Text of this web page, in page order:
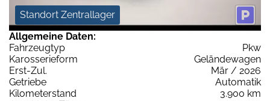
Standort Zentrallager
Allgemeine Daten:
Fahrzeugtyp
Pkw
Karosserieform
Geländewagen
Erst-Zul.
Mär / 2026
Getriebe
Automatik
Kilometerstand
3.900 km